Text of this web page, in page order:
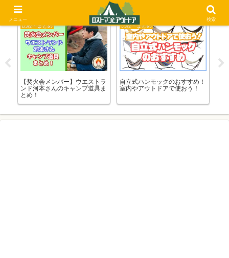
比較・まとめ
【焚火会メンバー】ウエストラ
ンド河本さんのキャンプ道具ま
とめ！
比較・まとめ
自立式ハンモックのおすすめ！
室内やアウトドアで使おう！
比
メニュー 検索